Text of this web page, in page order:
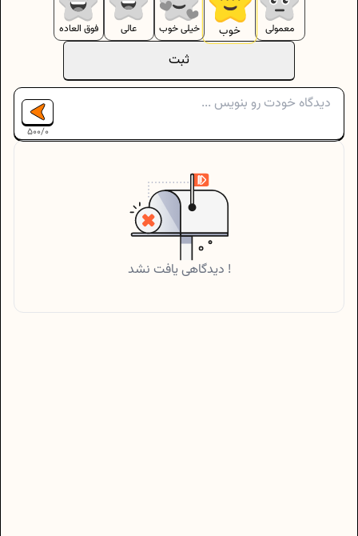
ثبت
معمولی خوب خیلی خوب عالی فوق العاده
500/0
دیدگاهی یافت نشد !